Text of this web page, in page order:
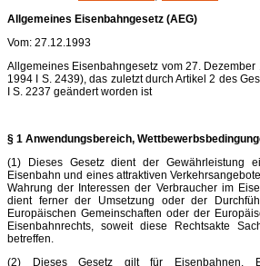
Allgemeines Eisenbahngesetz (AEG)
Vom: 27.12.1993
Allgemeines Eisenbahngesetz vom 27. Dezember
1994 I S. 2439), das zuletzt durch Artikel 2 des
I S. 2237 geändert worden ist
§ 1 Anwendungsbereich,
(1) Dieses Gesetz dient der Gewährleistung
Eisenbahn und eines attraktiven
Wahrung der Interessen der Verbraucher im
dient ferner der Umsetzung oder der
Europäischen Gemeinschaften oder der
Eisenbahnrechts, soweit diese Rechtsakte
betreffen.
(2) Dieses Gesetz gilt für Eisenbahnen.